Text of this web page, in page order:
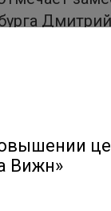
проекте.
Вижн»